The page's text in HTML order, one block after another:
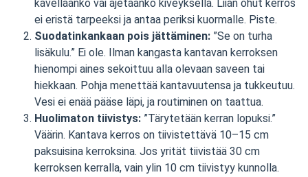
kävelläänkö vai ajetaanko kiveyksellä. Liian ohut kerros
ei eristä tarpeeksi ja antaa periksi kuormalle. Piste.
Suodatinkankaan pois jättäminen: ”Se on turha
lisäkulu.” Ei ole. Ilman kangasta kantavan kerroksen
hienompi aines sekoittuu alla olevaan saveen tai
hiekkaan. Pohja menettää kantavuutensa ja tukkeutuu.
Vesi ei enää pääse läpi, ja routiminen on taattua.
Huolimaton tiivistys: ”Tärytetään kerran lopuksi.”
Väärin. Kantava kerros on tiivistettävä 10–15 cm
paksuisina kerroksina. Jos yrität tiivistää 30 cm
kerroksen kerralla, vain ylin 10 cm tiivistyy kunnolla.